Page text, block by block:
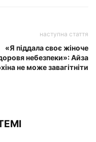
наступна стаття
«Я піддала своє жіноче
небезпеки»: Айза
не може завагітніти